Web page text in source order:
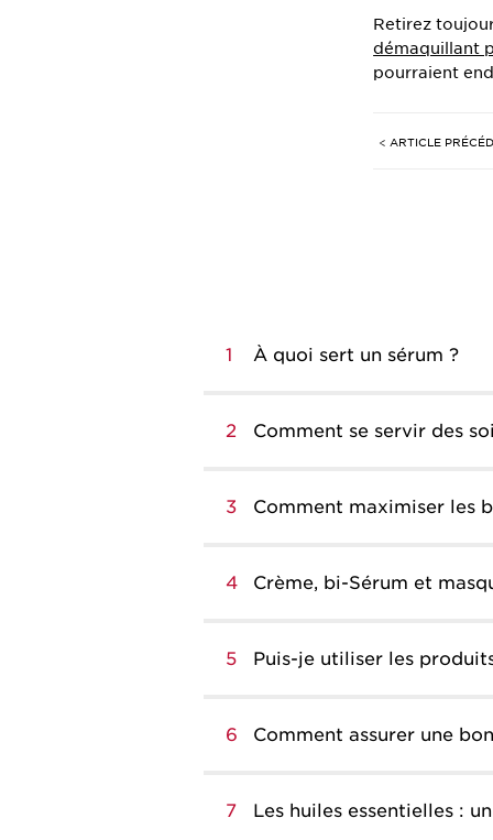
Retirez
démaquillant
pourraient
< ARTICLE
1 À quoi sert un sérum ?
2 Comment se servir des
3 Comment maximiser les
4 Crème, bi-Sérum et
5 Puis-je utiliser les
6 Comment assurer une
7 Les huiles essentielles :